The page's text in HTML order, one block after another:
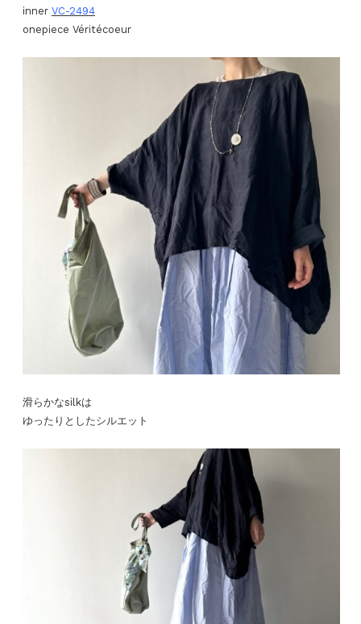
inner VC-2494
onepiece Véritécoeur
滑らかなsilkは
ゆったりとしたシルエット